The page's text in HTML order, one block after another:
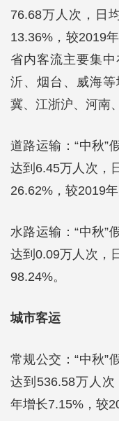
76.68万人次，日
13.36%，较2019
省内客流主要集
沂、烟台、威海
冀、江浙沪、河南
道路运输：“中秋”
达到6.45万人次，
26.62%，较2019年
水路运输：“中秋”
达到0.09万人次，
98.24%。
城市客运
常规公交：“中秋”
达到536.58万人
年增长7.15%，较